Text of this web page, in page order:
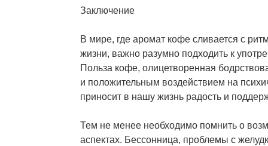
Заключение
В мире, где аромат кофе сливается с
жизни, важно разумно подходить к
Польза кофе, олицетворенная
и положительным воздействием на
приносит в нашу жизнь радость и
Тем не менее необходимо помнить о
аспектах. Бессонница, проблемы с